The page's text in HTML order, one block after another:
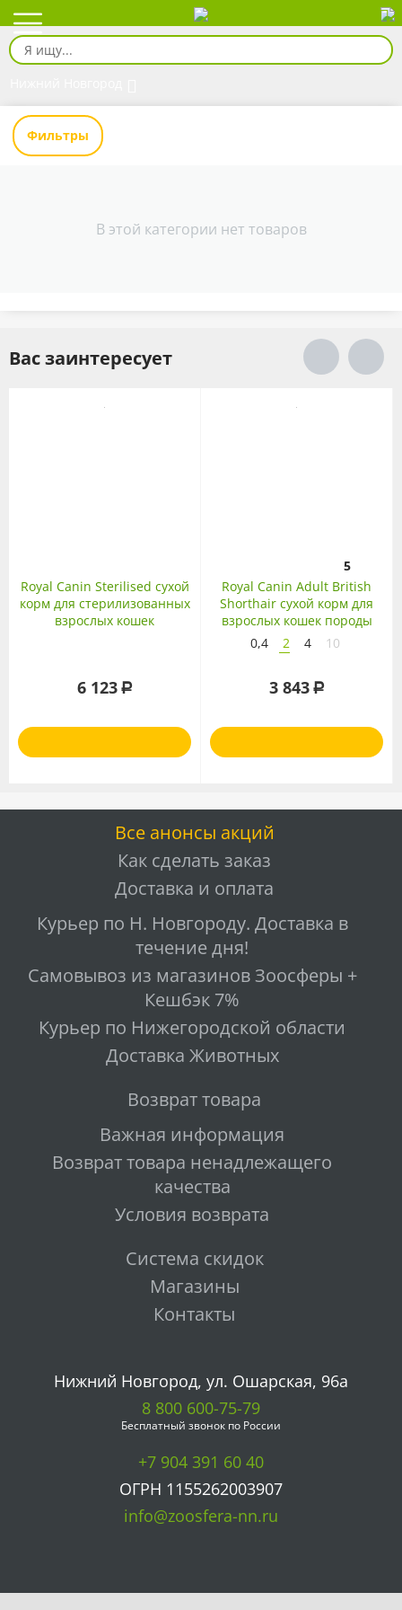
Фильтры
В этой категории нет товаров
Вас заинтересует
Royal Canin Sterilised сухой
корм для стерилизованных
взрослых кошек
6 123 Р
5
Royal Canin Adult British
Shorthair сухой корм для
взрослых кошек породы
Британская
короткошерстная
0,4 2 4 10
3 843 Р
Все анонсы акций
Как сделать заказ
Доставка и оплата
Курьер по Н. Новгороду. Доставка в
течение дня!
Самовывоз из магазинов Зоосферы +
Кешбэк 7%
Курьер по Нижегородской области
Доставка Животных
Возврат товара
Важная информация
Возврат товара ненадлежащего
качества
Условия возврата
Система скидок
Магазины
Контакты
Нижний Новгород, ул. Ошарская, 96а
8 800 600-75-79
Бесплатный звонок по России
+7 904 391 60 40
ОГРН 1155262003907
info@zoosfera-nn.ru